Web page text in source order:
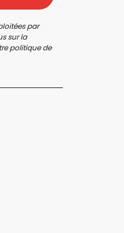
par
sur la
politique de